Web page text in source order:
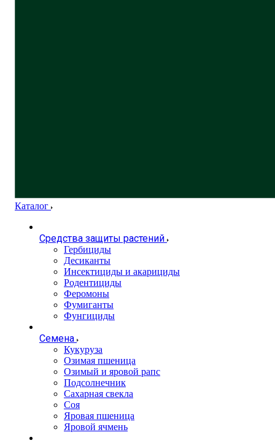
Каталог
Средства защиты растений
Гербициды
Десиканты
Инсектициды и акарициды
Родентициды
Феромоны
Фумиганты
Фунгициды
Семена
Кукуруза
Озимая пшеница
Озимый и яровой рапс
Подсолнечник
Сахарная свекла
Соя
Яровая пшеница
Яровой ячмень